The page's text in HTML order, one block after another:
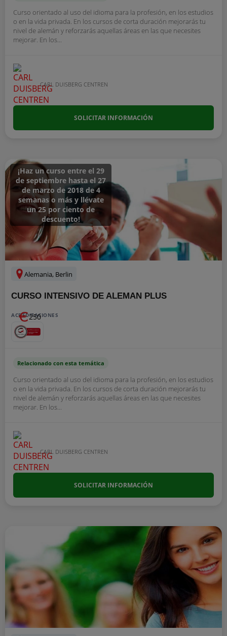
Curso orientado al uso del idioma para la profesión, en los estudios
o en la vida privada. En los cursos de corta duración mejorarás tu
nivel de alemán y reforzarás aquellas áreas en las que necesites
mejorar. En los...
CARL DUISBERG CENTREN
SOLICITAR INFORMACIÓN
¡Haz un curso entre el 29
de septiembre hasta el 27
de marzo de 2018 de 4
semanas o más y llévate
un 25 por ciento de
descuento!
Alemania, Berlin
CURSO INTENSIVO DE ALEMAN PLUS
250
ACREDITACIONES
Relacionado con esta temática
Curso orientado al uso del idioma para la profesión, en los estudios
o en la vida privada. En los cursos de corta duración mejorarás tu
nivel de alemán y reforzarás aquellas áreas en las que necesites
mejorar. En los...
CARL DUISBERG CENTREN
SOLICITAR INFORMACIÓN